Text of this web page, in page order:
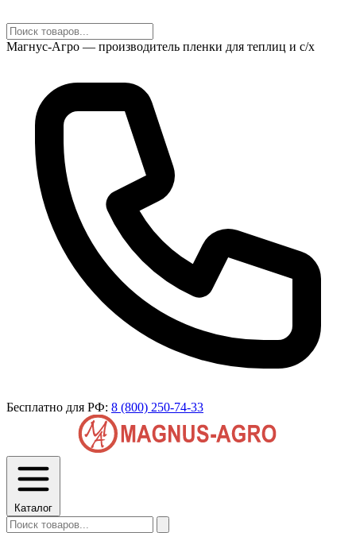
Магнус-Агро — производитель пленки для теплиц и с/х
Бесплатно для РФ: 8 (800) 250-74-33
Каталог